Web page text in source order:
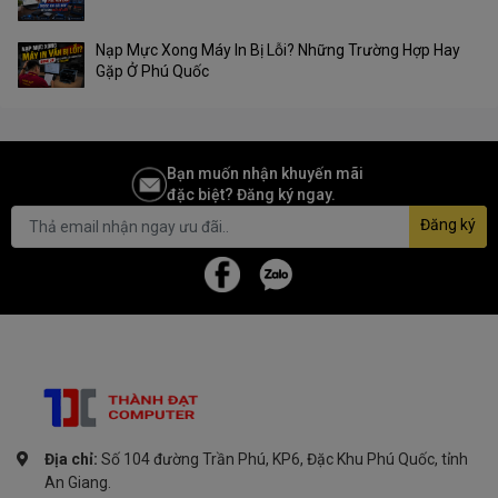
Nạp Mực Xong Máy In Bị Lỗi? Những Trường Hợp Hay
Gặp Ở Phú Quốc
Bạn muốn nhận khuyến mãi
đặc biệt? Đăng ký ngay.
Đăng ký
Địa chỉ: Số 104 đường Trần Phú, KP6, Đặc Khu Phú Quốc, tỉnh
An Giang.